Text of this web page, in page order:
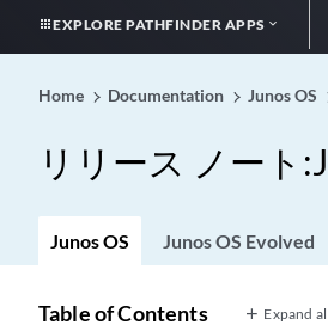
EXPLORE PATHFINDER APPS
Home Documentation Junos OS
リリース ノート
Junos OS Junos OS Evolved
Table of Contents Expand all